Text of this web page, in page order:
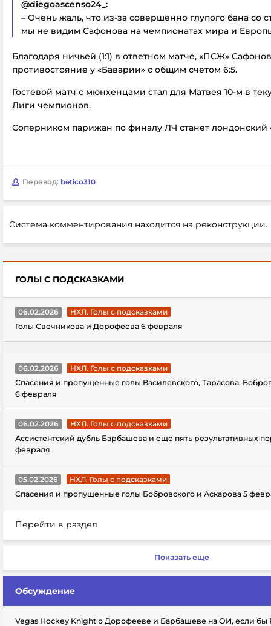
@diegoascenso24_:
– Очень жаль, что из-за совершенно глупого бана
мы не видим Сафонова на чемпионатах мира и
Благодаря ничьей (1:1) в ответном матче, «ПСЖ»
противостояние у «Баварии» с общим счетом 6:5.
Гостевой матч с мюнхенцами стал для Матвея 10-м в
Лиги чемпионов.
Соперником парижан по финалу ЛЧ станет лондонский
Перевод: betico310
Система комментирования находится на реконструкции.
ГОЛЫ С ПОДСКАЗКАМИ
06.02.2026
НХЛ. Голы с подсказками
Голы Свечникова и Дорофеева 6 февраля
06.02.2026
НХЛ. Голы с подсказками
Спасения и пропущенные голы Василевского, Тарасова,
6 февраля
06.02.2026
НХЛ. Голы с подсказками
Ассистентский дубль Барбашева и еще пять результативных
февраля
05.02.2026
НХЛ. Голы с подсказками
Спасения и пропущенные голы Бобровского и Аскарова 5
Перейти в раздел
Показать еще
Обсуждение
Vegas Hockey Knight о Дорофееве и Барбашеве на ОИ, если бы